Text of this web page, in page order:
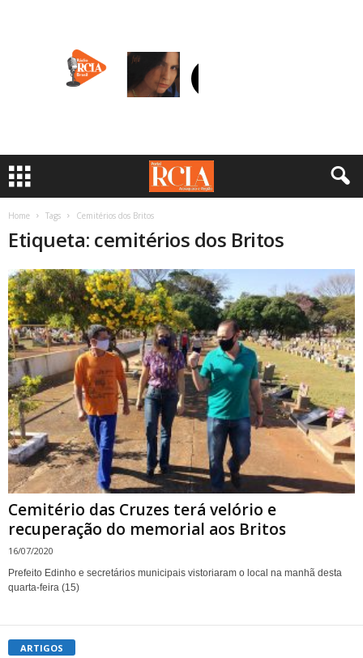
Home Tags Cemitérios dos Britos
Etiqueta: cemitérios dos Britos
Cemitério das Cruzes terá velório e
recuperação do memorial aos Britos
16/07/2020
Prefeito Edinho e secretários municipais vistoriaram o local na manhã desta
quarta-feira (15)
ARTIGOS